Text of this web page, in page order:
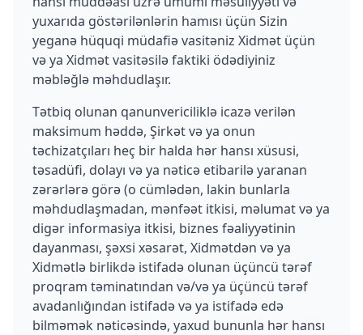
yuxarıda göstərilənlərin hamısı üçün Sizin
yeganə hüquqi müdafiə vasitəniz Xidmət üçün
və ya Xidmət vasitəsilə faktiki ödədiyiniz
məbləğlə məhdudlaşır.
Tətbiq olunan qanunvericiliklə icazə verilən
maksimum həddə, Şirkət və ya onun
təchizatçıları heç bir halda hər hansı xüsusi,
təsadüfi, dolayı və ya nəticə etibarilə yaranan
zərərlərə görə (o cümlədən, lakin bunlarla
məhdudlaşmadan, mənfəət itkisi, məlumat və ya
digər informasiya itkisi, biznes fəaliyyətinin
dayanması, şəxsi xəsarət, Xidmətdən və ya
Xidmətlə birlikdə istifadə olunan üçüncü tərəf
proqram təminatından və/və ya üçüncü tərəf
avadanlığından istifadə və ya istifadə edə
bilməmək nəticəsində, yaxud bununla hər hansı